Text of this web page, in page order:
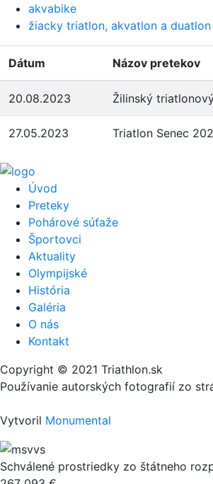
akvabike
žiacky triatlon, akvatlon a duatlon
Dátum Názov pretekov
20.08.2023 Žilinský
27.05.2023 Triatlon Senec
Úvod
Preteky
Pohárové súťaže
Športovci
Aktuality
Olympijské
História
Galéria
O nás
Kontakt
Copyright © 2021 Triathlon.sk
Používanie autorských fotografií zo
Vytvoril Monumental
Schválené prostriedky zo štátneho